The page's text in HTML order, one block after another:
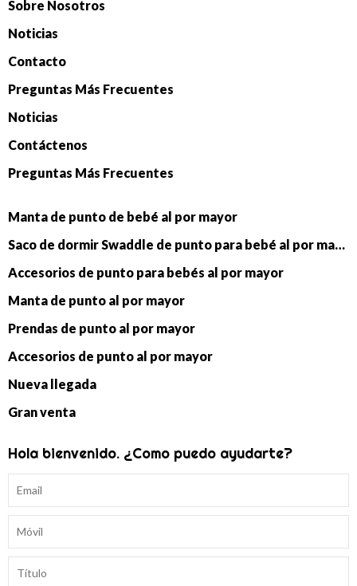
Sobre Nosotros
Noticias
Contacto
Preguntas Más Frecuentes
Noticias
Contáctenos
Preguntas Más Frecuentes
Manta de punto de bebé al por mayor
Saco de dormir Swaddle de punto para bebé al por mayor
Accesorios de punto para bebés al por mayor
Manta de punto al por mayor
Prendas de punto al por mayor
Accesorios de punto al por mayor
Nueva llegada
Gran venta
Hola bienvenido. ¿Como puedo ayudarte?